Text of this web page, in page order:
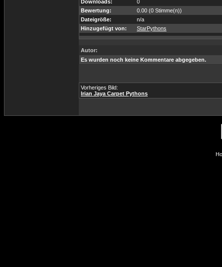
Downloads:
0
Bewertung:
0.00 (0 Stimme(n))
Dateigröße:
n/a
Hinzugefügt von:
StarPythons
Autor:
Es wurden noch keine Kommentare abgegeben.
Vorheriges Bild:
Irian Jaya Carpet Pythons